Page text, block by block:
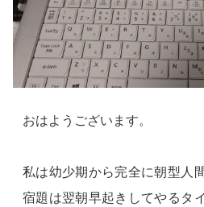
おはようございます。
私は幼少期から完全に朝型人
宿題は翌朝早起きしてやるタ